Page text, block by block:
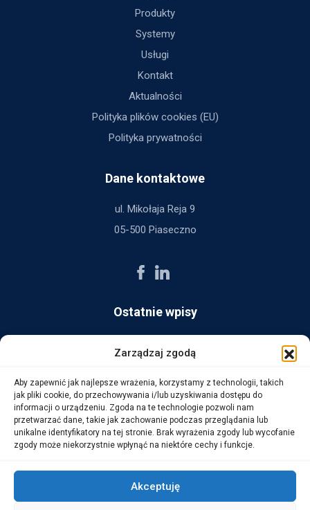
Zarządzaj zgodą
Aby zapewnić jak najlepsze wrażenia, korzystamy z technologii, takich
jak pliki cookie, do przechowywania i/lub uzyskiwania dostępu do
informacji o urządzeniu. Zgoda na te technologie pozwoli nam
przetwarzać dane, takie jak zachowanie podczas przeglądania lub
unikalne identyfikatory na tej stronie. Brak wyrażenia zgody lub wycofanie
zgody może niekorzystnie wpłynąć na niektóre cechy i funkcje.
Akceptuję
Produkty
Systemy
Usługi
Kontakt
Aktualności
Polityka plików cookies (EU)
Polityka prywatności
Dane kontaktowe
ul. Mikołaja Reja 9
05-500 Piaseczno
Ostatnie wpisy
Micro
14 października, 2025
WarehouseLAB: LOGISTYKA 4.0 – Automatyzacja i
Optymalizacja Procesów Logistycznych